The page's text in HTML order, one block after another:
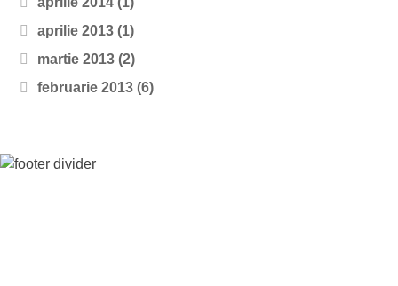
aprilie 2013 (1)
martie 2013 (2)
februarie 2013 (6)